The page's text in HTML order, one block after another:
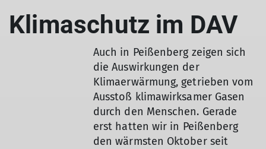
Klimaschutz im DAV
Auch in Peißenberg zeigen sich
die Auswirkungen der
Klimaerwärmung, getrieben vom
Ausstoß klimawirksamer Gasen
durch den Menschen. Gerade
erst hatten wir in Peißenberg
den wärmsten Oktober seit